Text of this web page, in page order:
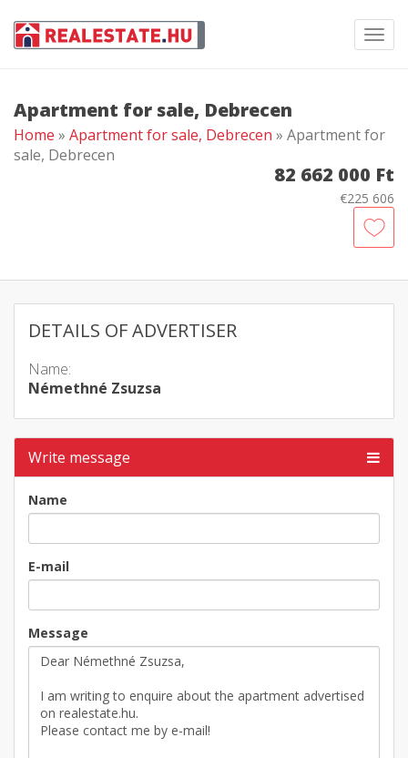
Apartment for sale, Debrecen
Home » Apartment for sale, Debrecen » Apartment for
sale, Debrecen
82 662 000 Ft
€225 606
DETAILS OF ADVERTISER
Name:
Némethné Zsuzsa
Write message
Name
E-mail
Message